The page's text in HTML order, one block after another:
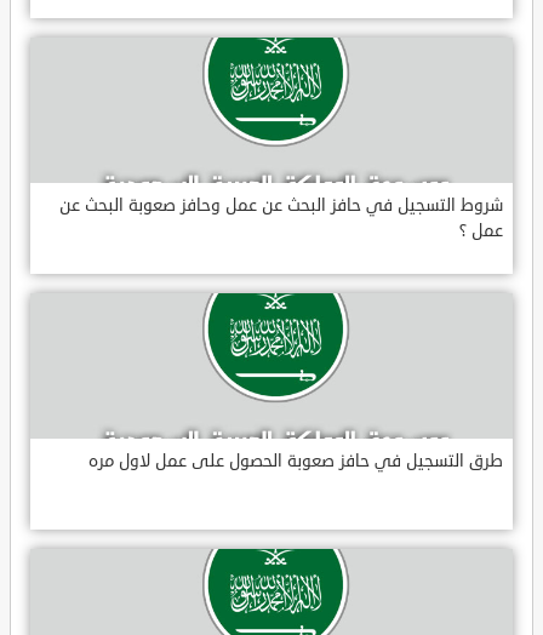
شروط التسجيل في حافز البحث عن عمل وحافز صعوبة البحث عن
عمل ؟
طرق التسجيل في حافز صعوبة الحصول على عمل لاول مره